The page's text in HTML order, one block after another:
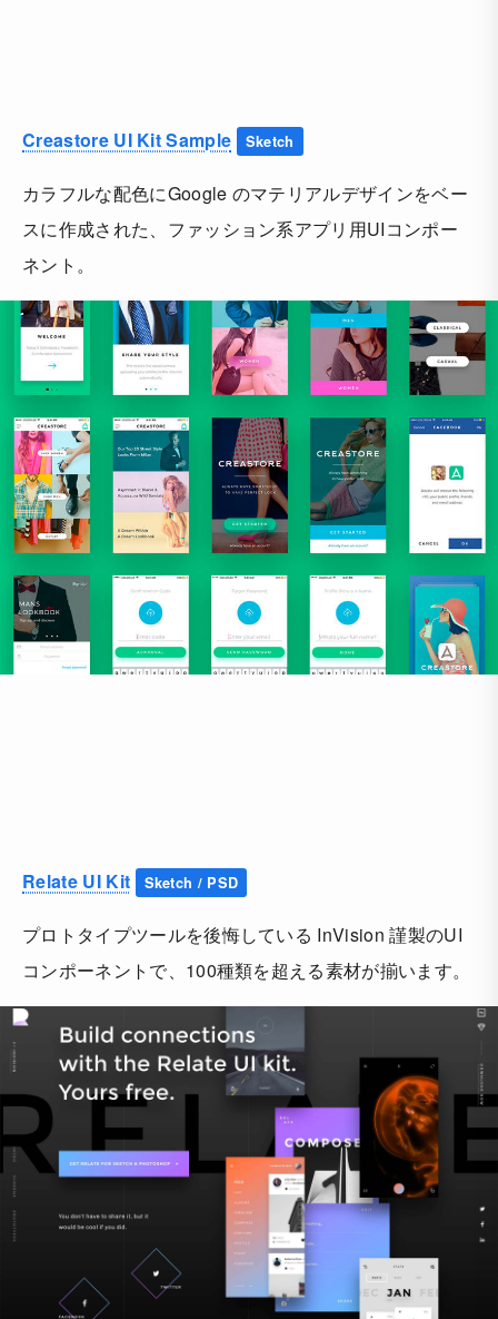
Creastore UI Kit Sample Sketch
カラフルな配色にGoogle のマテリアルデザインをベー
スに作成された、ファッション系アプリ用UIコンポー
ネント。
Relate UI Kit Sketch / PSD
プロトタイプツールを後悔している InVision 謹製のUI
コンポーネントで、100種類を超える素材が揃います。